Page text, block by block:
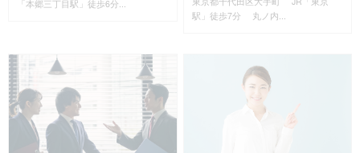
「本郷三丁目駅」徒歩6分...
駅」徒歩7分 丸ノ内...